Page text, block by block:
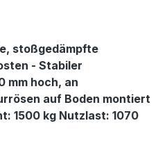
stoßgedämpfte
- Stabiler
mm hoch, an
auf Boden montiert
1500 kg Nutzlast: 1070